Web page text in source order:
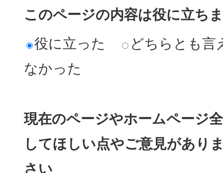
このページの内容は役に立ち
役に立った
どちらとも言
なかった
現在のページやホームページ
してほしい点やご意見があり
さい